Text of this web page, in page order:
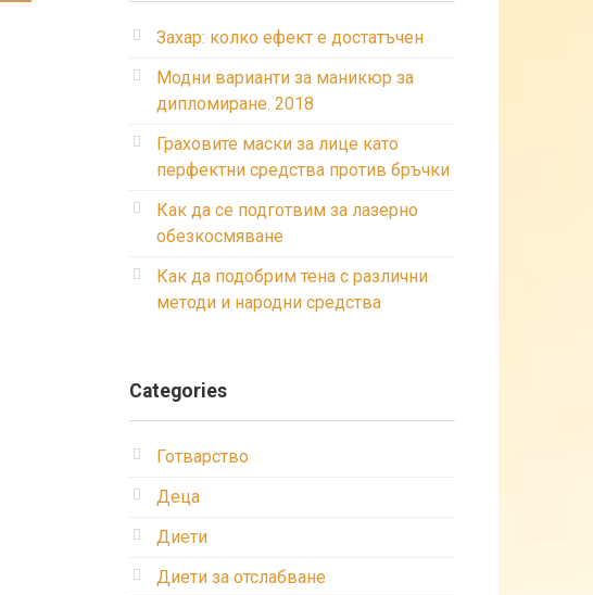
Захар: колко ефект е достатъчен
Модни варианти за маникюр за
дипломиране. 2018
Граховите маски за лице като
перфектни средства против бръчки
Как да се подготвим за лазерно
обезкосмяване
Как да подобрим тена с различни
методи и народни средства
Categories
Готварство
Деца
Диети
Диети за отслабване